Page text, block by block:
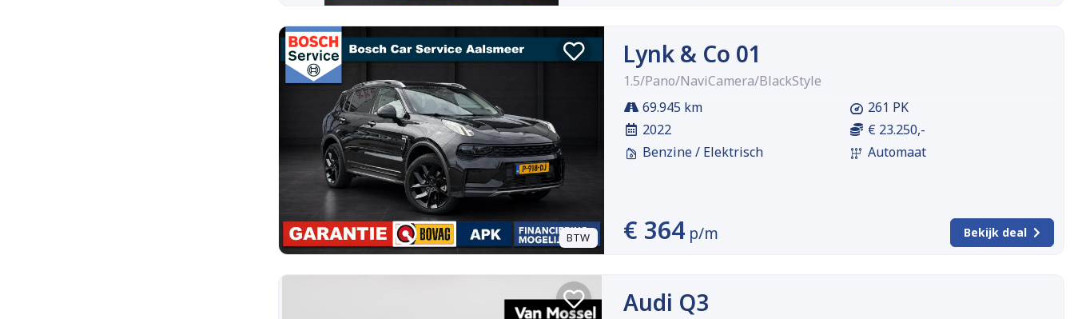
BTW
Lynk & Co 01
1.5/Pano/NaviCamera/BlackStyle
69.945 km
2022
Benzine / Elektrisch
261 PK
€ 23.250,-
Automaat
€ 364 p/m Bekijk deal
Audi Q3